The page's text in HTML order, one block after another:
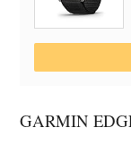
GARMIN